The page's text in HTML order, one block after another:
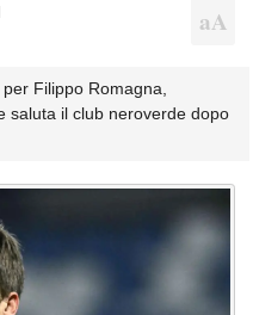
Filippo Romagna,
saluta il club neroverde dopo